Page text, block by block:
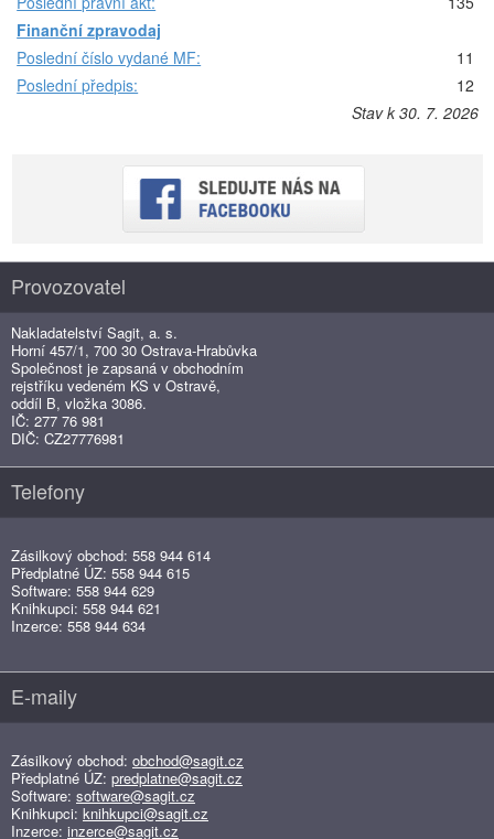
Finanční zpravodaj
Poslední číslo vydané MF:
11
Poslední předpis:
12
Stav k 30. 7. 2026
Provozovatel
Nakladatelství Sagit, a. s.
Horní 457/1, 700 30 Ostrava-Hrabůvka
Společnost je zapsaná v obchodním
rejstříku vedeném KS v Ostravě,
oddíl B, vložka 3086.
IČ: 277 76 981
DIČ: CZ27776981
Telefony
Zásilkový obchod: 558 944 614
Předplatné ÚZ: 558 944 615
Software: 558 944 629
Knihkupci: 558 944 621
Inzerce: 558 944 634
E-maily
Zásilkový obchod: obchod@sagit.cz
Předplatné ÚZ: predplatne@sagit.cz
Software: software@sagit.cz
Knihkupci: knihkupci@sagit.cz
Inzerce: inzerce@sagit.cz